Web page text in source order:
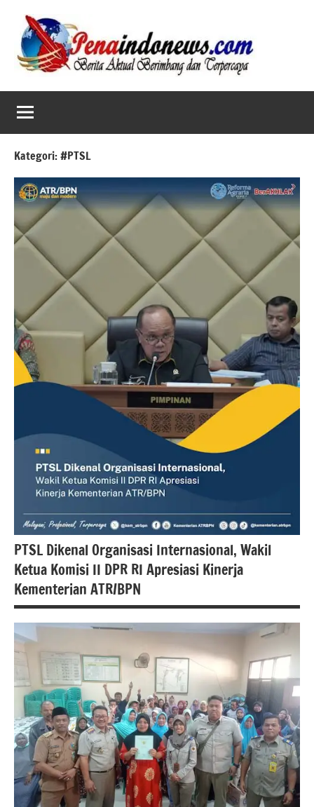
content
Kategori:#PTSL
PTSL Dikenal Organisasi Internasional, Wakil
Ketua Komisi II DPR RI Apresiasi Kinerja
Kementerian ATR/BPN
#PTSL
berita
internasional
berita
jakarta
berita
nasional
BPN